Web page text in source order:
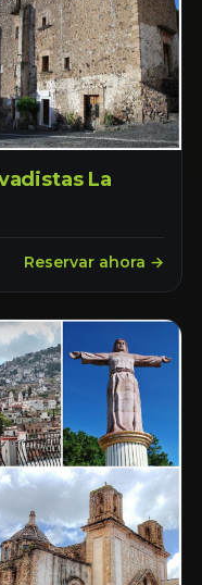
La
Reservar ahora →